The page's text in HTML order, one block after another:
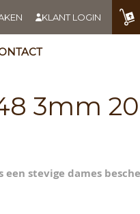
KLANT LOGIN
3mm
een stevige dames